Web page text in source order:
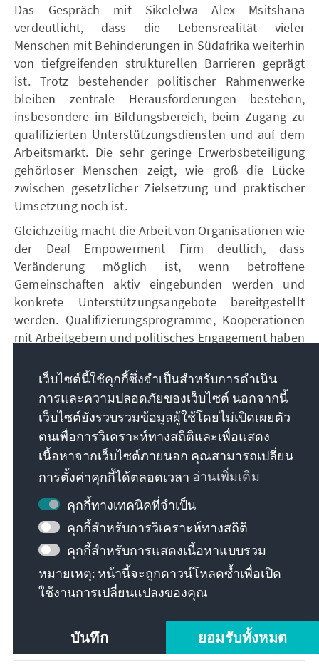
Das Gespräch mit Sikelelwa Alex Msitshana
verdeutlicht, dass die Lebensrealität vieler
Menschen mit Behinderungen in Südafrika weiterhin
von tiefgreifenden strukturellen Barrieren geprägt
ist. Trotz bestehender politischer Rahmenwerke
bleiben zentrale Herausforderungen bestehen,
insbesondere im Bildungsbereich, beim Zugang zu
qualifizierten Unterstützungsdiensten und auf dem
Arbeitsmarkt. Die sehr geringe Erwerbsbeteiligung
gehörloser Menschen zeigt, wie groß die Lücke
zwischen gesetzlicher Zielsetzung und praktischer
Umsetzung noch ist.
Gleichzeitig macht die Arbeit von Organisationen wie
der Deaf Empowerment Firm deutlich, dass
Veränderung möglich ist, wenn betroffene
Gemeinschaften aktiv eingebunden werden und
konkrete Unterstützungsangebote bereitgestellt
werden. Qualifizierungsprogramme, Kooperationen
mit Arbeitgebern und politisches Engagement haben
Chancen für eine selbstbestimmte wirtschaftliche
Für die Konrad-Adenauer-Stiftung in Südafrika
bestätigt dies die Relevanz, Inklusion weiterhin als
Querschnittsthema zu fördern. Die Zusammenarbeit
mit DEF hat gezeigt, dass Dialogformate und
praxisorientierte Ansätze wirksame Impulse setzen
können. Der weitere Weg erfordert jedoch
kontinuierliches Engagement aller
gesellschaftlichen Akteure, um politische
Verpflichtungen in nachhaltige Verbesserungen zu
übersetzen und Menschen mit Behinderungen
gleichberechtigte Teilhabe zu ermöglichen.
Verfasst von: KAS Südafrika, im Januar 2026
เว็บไซต์นี้ใช้คุกกี้ซึ่งจำเป็นสำหรับการดำเนิน
การและความปลอดภัยของเว็บไซต์ นอกจากนี้
เว็บไซต์ยังรวบรวมข้อมูลผู้ใช้โดยไม่เปิดเผยตัว
ตนเพื่อการวิเคราะห์ทางสถิติและเพื่อแสดง
เนื้อหาจากเว็บไซต์ภายนอก คุณสามารถเปลี่ยน
การตั้งค่าคุกกี้ได้ตลอดเวลา อ่านเพิ่มเติม
คุกกี้ทางเทคนิคที่จำเป็น
คุกกี้สำหรับการวิเคราะห์ทางสถิติ
คุกกี้สำหรับการแสดงเนื้อหาแบบรวม
หมายเหตุ: หน้านี้จะถูกดาวน์โหลดซ้ำเพื่อเปิด
ใช้งานการเปลี่ยนแปลงของคุณ
บันทึก ยอมรับทั้งหมด